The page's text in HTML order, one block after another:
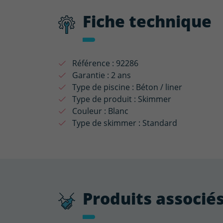
Fiche technique
Référence : 92286
Garantie : 2 ans
Type de piscine : Béton / liner
Type de produit : Skimmer
Couleur : Blanc
Type de skimmer : Standard
Produits